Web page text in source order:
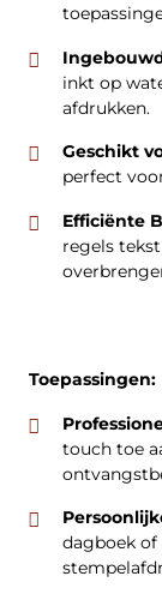
inkt op
afdrukken.
Geschikt
perfect
Efficiënte
regels
Toepassingen:
touch toe
dagboek